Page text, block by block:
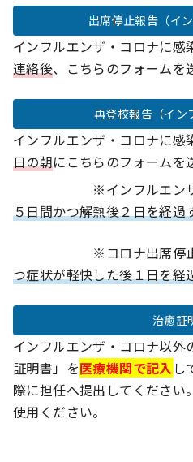
出席停止報告（イ
インフルエンザ・コロナに感
連絡後、こちらのフォームを
再登校報告（イン
インフルエンザ・コロナに感
日の朝にこちらのフォームを
※インフルエンザ出
５日間かつ解熱後２日を経過
※コロナ出席停止
つ症状が軽快した後１日を経
治癒証
インフルエンザ・コロナ以
証明書」を医療機関で記入し
際に担任へ提出してくださ
使用ください。